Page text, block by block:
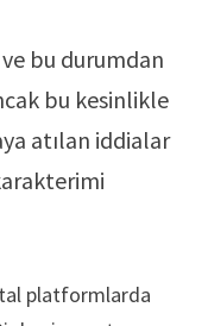
ve bu durumdan
bu kesinlikle
atılan iddialar
platformlarda